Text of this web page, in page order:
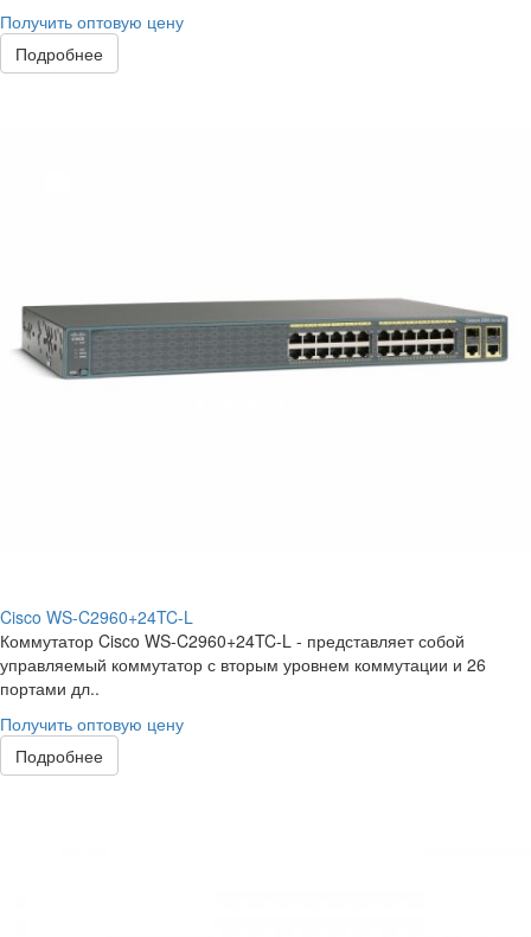
Получить оптовую цену
Подробнее
Cisco WS-C2960+24TC-L
Коммутатор Cisco WS-C2960+24TC-L - представляет собой
управляемый коммутатор с вторым уровнем коммутации и 26
портами дл..
Получить оптовую цену
Подробнее